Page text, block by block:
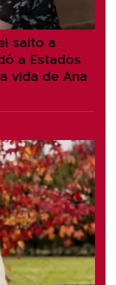
salto a
a Estados
vida de Ana